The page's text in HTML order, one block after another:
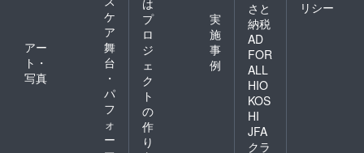
ケ
ア
アー
ト・
写真
舞
台
・
パ
フ
ォ
ー
プ
ロ
ジ
ェ
ク
ト
の
作
り
実
施
事
例
さと
納税
AD
FOR
ALL
HIO
KOS
HI
JFA
クラ
リシー